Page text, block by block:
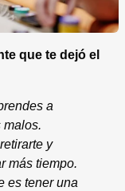
que te dejó el
a
malos.
y
más tiempo.
es tener una